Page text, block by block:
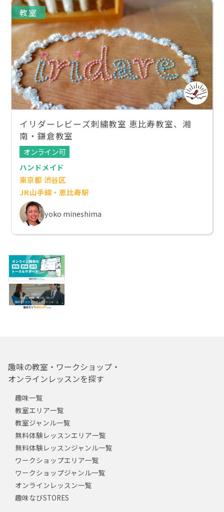
教室
イリダーレビーズ刺繍教室 恵比寿教室、湘
南・鎌倉教室
オンライン可
ハンドメイド
東京都 渋谷区
JR山手線・恵比寿駅
yoko mineshima
趣味の教室・ワークショップ・
オンラインレッスンを探す
趣味一覧
教室エリア一覧
教室ジャンル一覧
無料体験レッスンエリア一覧
無料体験レッスンジャンル一覧
ワークショップエリア一覧
ワークショップジャンル一覧
オンラインレッスン一覧
趣味なびSTORES